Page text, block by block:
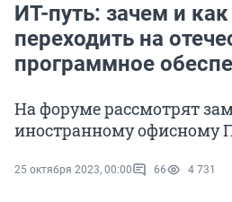
ИТ-путь: зачем и
переходить на
программное
На форуме рассмотрят
иностранному офисному
25 октября 2023, 00:00 66 4 731